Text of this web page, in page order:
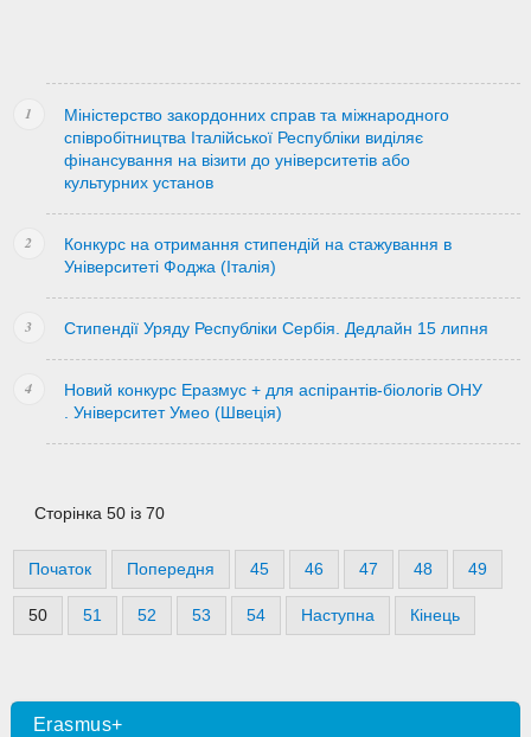
Міністерство закордонних справ та міжнародного
співробітництва Італійської Республіки виділяє
фінансування на візити до університетів або
культурних установ
Конкурс на отримання стипендій на стажування в
Університеті Фоджа (Італія)
Стипендії Уряду Республіки Сербія. Дедлайн 15 липня
Новий конкурс Еразмус + для аспірантів-біологів ОНУ
. Університет Умео (Швеція)
Сторінка 50 із 70
Початок Попередня 45 46 47 48 49
50 51 52 53 54 Наступна Кінець
Erasmus+